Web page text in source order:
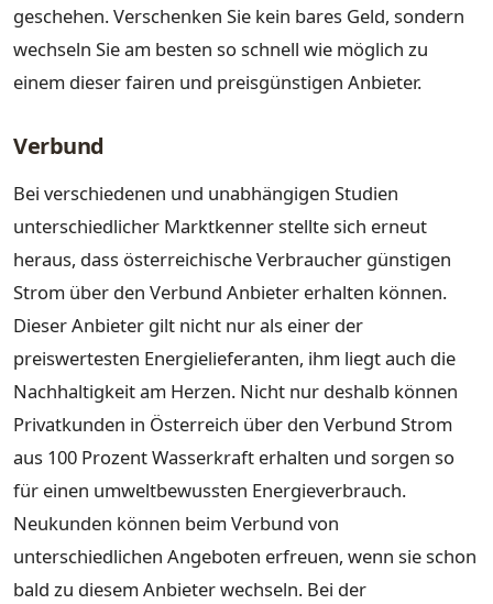
geschehen. Verschenken Sie kein bares Geld, sondern
wechseln Sie am besten so schnell wie möglich zu
einem dieser fairen und preisgünstigen Anbieter.
Verbund
Bei verschiedenen und unabhängigen Studien
unterschiedlicher Marktkenner stellte sich erneut
heraus, dass österreichische Verbraucher günstigen
Strom über den Verbund Anbieter erhalten können.
Dieser Anbieter gilt nicht nur als einer der
preiswertesten Energielieferanten, ihm liegt auch die
Nachhaltigkeit am Herzen. Nicht nur deshalb können
Privatkunden in Österreich über den Verbund Strom
aus 100 Prozent Wasserkraft erhalten und sorgen so
für einen umweltbewussten Energieverbrauch.
Neukunden können beim Verbund von
unterschiedlichen Angeboten erfreuen, wenn sie schon
bald zu diesem Anbieter wechseln. Bei der